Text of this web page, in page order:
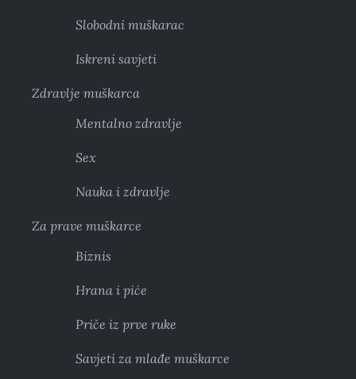
Slobodni muškarac
Iskreni savjeti
Zdravlje muškarca
Mentalno zdravlje
Sex
Nauka i zdravlje
Za prave muškarce
Biznis
Hrana i piće
Priče iz prve ruke
Savjeti za mlađe muškarce